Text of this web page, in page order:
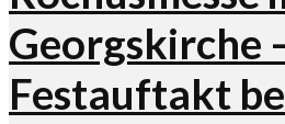
Georgskirche
Festauftakt